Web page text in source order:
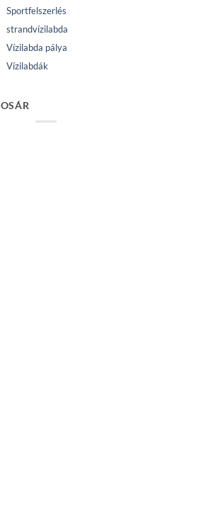
Sportfelszerlés
strandvízilabda
Vízilabda pálya
Vízilabdák